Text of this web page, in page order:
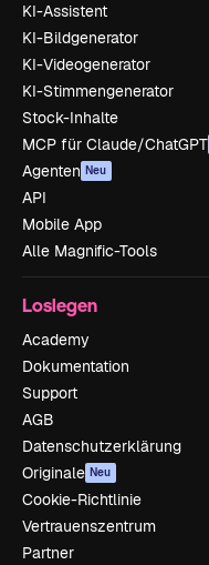
KI-Assistent
KI-Bildgenerator
KI-Videogenerator
KI-Stimmengenerator
Stock-Inhalte
MCP für Claude/ChatGPT
Agenten Neu
API
Mobile App
Alle Magnific-Tools
Loslegen
Academy
Dokumentation
Support
AGB
Datenschutzerklärung
Originale Neu
Cookie-Richtlinie
Vertrauenszentrum
Partner